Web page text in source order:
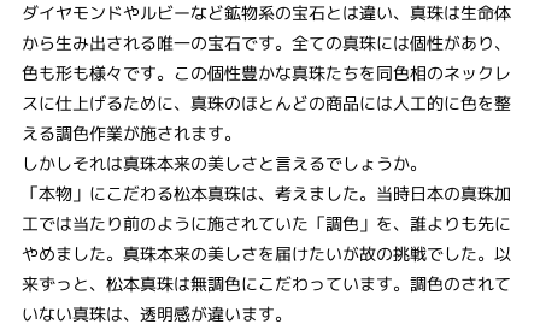
ダイヤモンドやルビーなど鉱物系の宝石とは違い、真珠は生命体
から生み出される唯一の宝石です。全ての真珠には個性があり、
色も形も様々です。この個性豊かな真珠たちを同色相のネックレ
スに仕上げるために、真珠のほとんどの商品には人工的に色を整
える調色作業が施されます。
しかしそれは真珠本来の美しさと言えるでしょうか。
「本物」にこだわる松本真珠は、考えました。当時日本の真珠加
工では当たり前のように施されていた「調色」を、誰よりも先に
やめました。真珠本来の美しさを届けたいが故の挑戦でした。以
来ずっと、松本真珠は無調色にこだわっています。調色のされて
いない真珠は、透明感が違います。